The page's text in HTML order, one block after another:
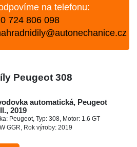
na telefonu:
724 806 098
Peugeot 308
automatická, Peugeot
2019
Peugeot, Typ: 308, Motor: 1.6 GT
GGR, Rok výroby: 2019